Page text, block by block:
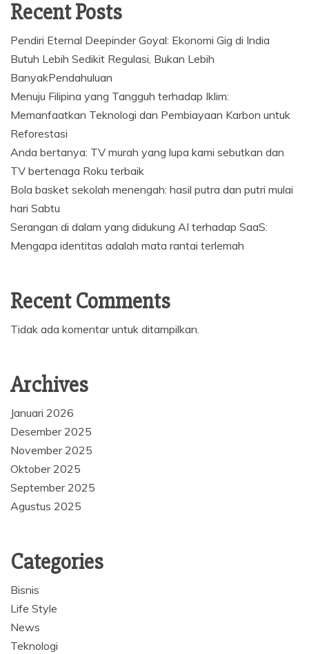
Recent Posts
Pendiri Eternal Deepinder Goyal: Ekonomi Gig di India
Butuh Lebih Sedikit Regulasi, Bukan Lebih
BanyakPendahuluan
Menuju Filipina yang Tangguh terhadap Iklim:
Memanfaatkan Teknologi dan Pembiayaan Karbon untuk
Reforestasi
Anda bertanya: TV murah yang lupa kami sebutkan dan
TV bertenaga Roku terbaik
Bola basket sekolah menengah: hasil putra dan putri mulai
hari Sabtu
Serangan di dalam yang didukung AI terhadap SaaS:
Mengapa identitas adalah mata rantai terlemah
Recent Comments
Tidak ada komentar untuk ditampilkan.
Archives
Januari 2026
Desember 2025
November 2025
Oktober 2025
September 2025
Agustus 2025
Categories
Bisnis
Life Style
News
Teknologi